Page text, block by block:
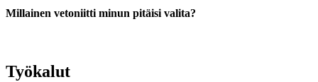
Millainen vetoniitti minun pitäisi valita?
Työkalut